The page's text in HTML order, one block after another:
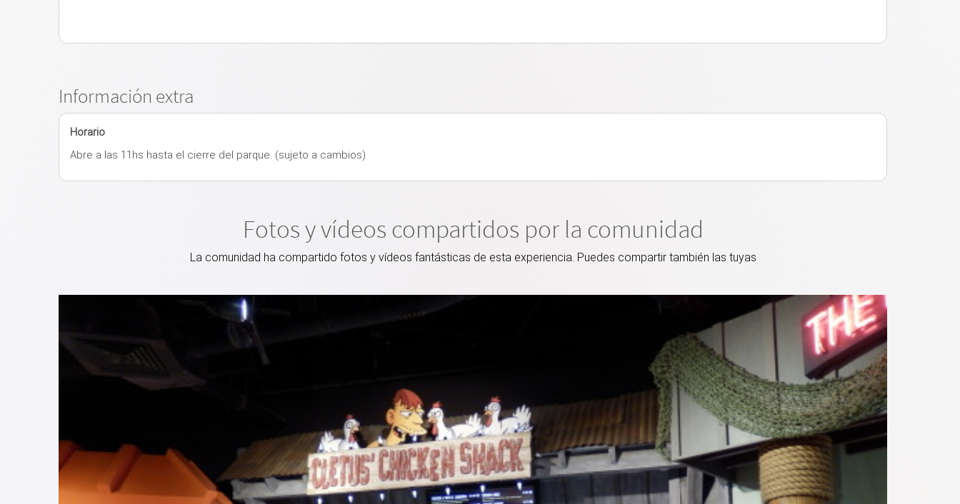
Información extra
Horario
Abre a las 11hs hasta el cierre del parque. (sujeto a cambios)
Fotos y vídeos compartidos por la comunidad
La comunidad ha compartido fotos y vídeos fantásticas de esta experiencia. Puedes compartir también las tuyas